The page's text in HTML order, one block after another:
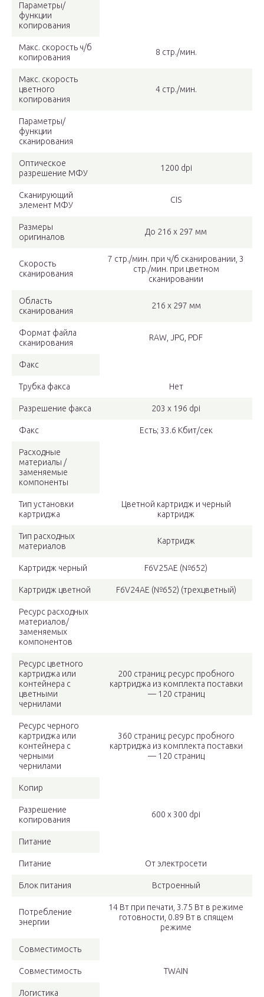
Параметры/
функции
копирования
Макс. скорость ч/б
копирования
8 стр./мин.
Макс. скорость
цветного
копирования
4 стр./мин.
Параметры/
функции
сканирования
Оптическое
разрешение МФУ
1200 dpi
Сканирующий
элемент МФУ
CIS
Размеры
оригиналов
До 216 x 297 мм
Скорость
сканирования
7 стр./мин. при ч/б сканировании, 3
стр./мин. при цветном
сканировании
Область
сканирования
216 x 297 мм
Формат файла
сканирования
RAW, JPG, PDF
Факс
Трубка факса Нет
Разрешение факса 203 x 196 dpi
Факс Есть; 33.6 Кбит/сек
Расходные
материалы /
заменяемые
компоненты
Тип установки
картриджа
Цветной картридж и черный
картридж
Тип расходных
материалов
Картридж
Картридж черный F6V25AE (№652)
Картридж цветной F6V24AE (№652) (трехцветный)
Ресурс расходных
материалов/
заменяемых
компонентов
Ресурс цветного
картриджа или
контейнера с
цветными
чернилами
200 страниц; ресурс пробного
картриджа из комплекта поставки
— 120 страниц
Ресурс черного
картриджа или
контейнера с
черными
чернилами
360 страниц; ресурс пробного
картриджа из комплекта поставки
— 120 страниц
Копир
Разрешение
копирования
600 x 300 dpi
Питание
Питание От электросети
Блок питания Встроенный
Потребление
энергии
14 Вт при печати, 3.75 Вт в режиме
готовности, 0.89 Вт в спящем
режиме
Совместимость
Совместимость TWAIN
Логистика